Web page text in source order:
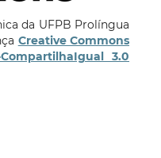
da UFPB Prolíngua
Creative Commons
3.0